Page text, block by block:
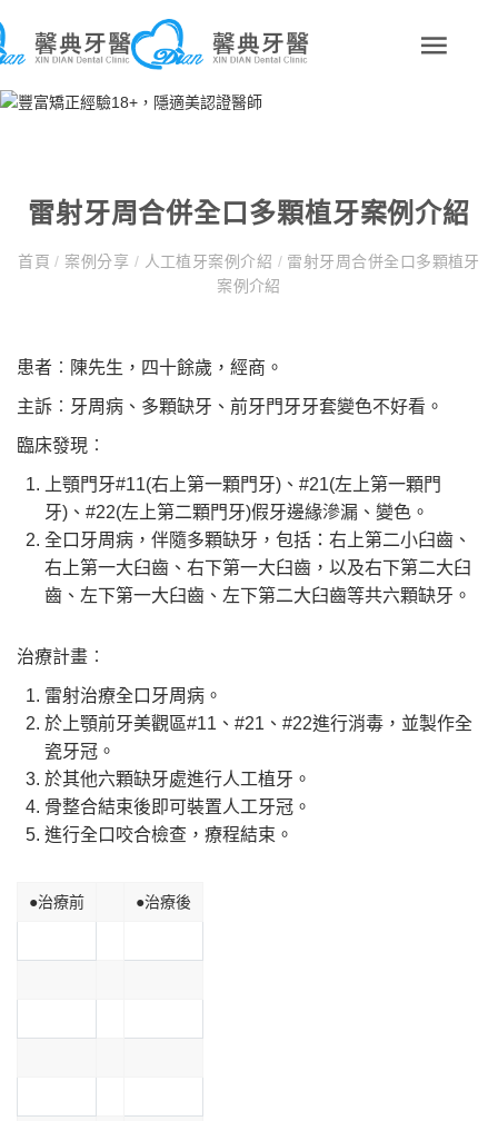
雷射牙周合併全口多顆植牙案例介紹
首頁/ 案例分享 / 人工植牙案例介紹 / 雷射牙周合併全口多顆植牙
案例介紹
患者︰陳先生，四十餘歲，經商。
主訴︰牙周病、多顆缺牙、前牙門牙牙套變色不好看。
臨床發現︰
上顎門牙#11(右上第一顆門牙)、#21(左上第一顆門
牙)、#22(左上第二顆門牙)假牙邊緣滲漏、變色。
全口牙周病，伴隨多顆缺牙，包括：右上第二小臼齒、
右上第一大臼齒、右下第一大臼齒，以及右下第二大臼
齒、左下第一大臼齒、左下第二大臼齒等共六顆缺牙。
治療計畫︰
雷射治療全口牙周病。
於上顎前牙美觀區#11、#21、#22進行消毒，並製作全
瓷牙冠。
於其他六顆缺牙處進行人工植牙。
骨整合結束後即可裝置人工牙冠。
進行全口咬合檢查，療程結束。
●治療前 ●治療後